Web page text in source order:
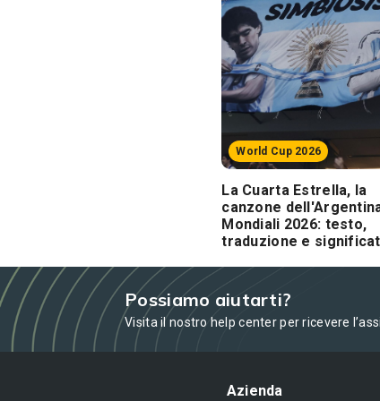
World Cup 2026
La Cuarta Estrella, la
canzone
Mondiali 2026: testo,
traduzione e
Possiamo aiutarti?
Visita il nostro help center per ricevere
Azienda